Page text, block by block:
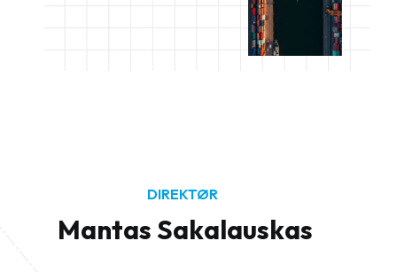
DIREKTØR
MantasSakalauskas